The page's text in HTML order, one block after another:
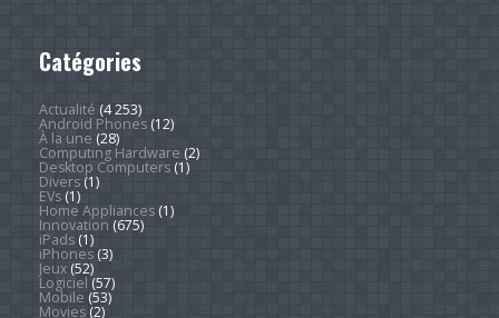
Catégories
Actualité (4 253)
Android Phones(12)
À la une (28)
Computing Hardware (2)
Desktop Computers(1)
Divers(1)
EVs(1)
Home Appliances(1)
Innovation (675)
iPads(1)
iPhones(3)
Jeux(52)
Logiciel (57)
Mobile (53)
Movies(2)